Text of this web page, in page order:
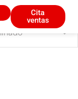
Cita
ventas